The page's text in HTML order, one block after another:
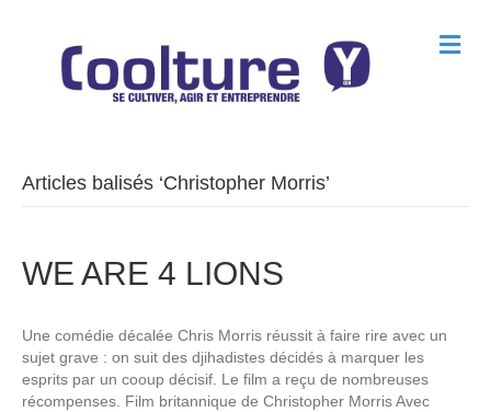
M
e
Articles balisés ‘Christopher Morris’
WE ARE 4 LIONS
Une comédie décalée Chris Morris réussit à faire rire avec un
sujet grave : on suit des djihadistes décidés à marquer les
esprits par un cooup décisif. Le film a reçu de nombreuses
récompenses. Film britannique de Christopher Morris Avec